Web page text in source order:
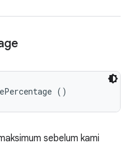
()
sebelum kami